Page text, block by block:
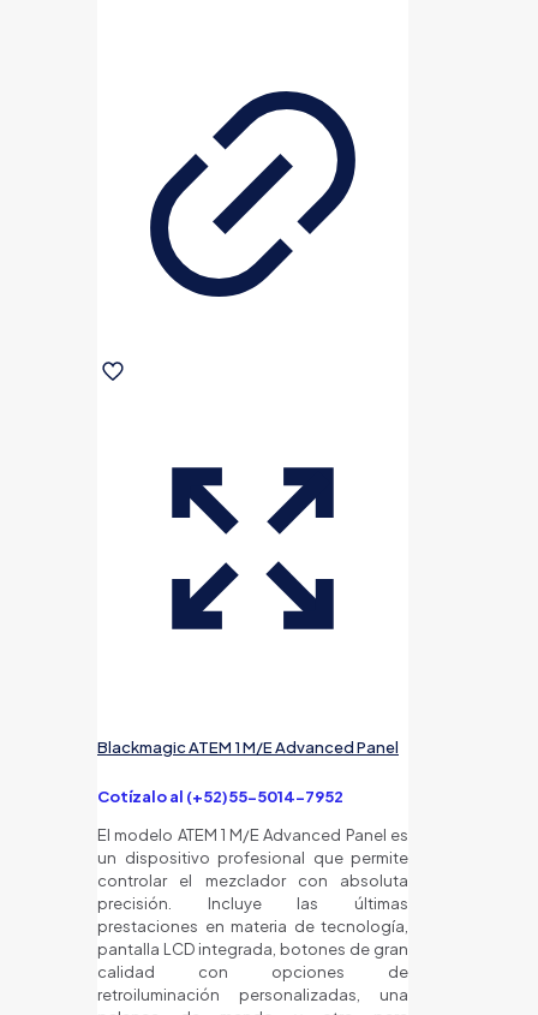
Blackmagic ATEM 1 M/E Advanced Panel
Cotízalo al (+52)55-5014-7952
El modelo ATEM 1 M/E Advanced Panel es
un dispositivo profesional que permite
controlar el mezclador con absoluta
precisión. Incluye las últimas
prestaciones en materia de tecnología,
pantalla LCD integrada, botones de gran
calidad con opciones de
retroiluminación personalizadas, una